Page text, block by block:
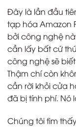
Đây là lần đầu
tạp hóa Amazon
bởi công nghệ
cần lấy bất cứ
công nghệ sẽ
Thậm chí còn
cần rời khỏi cửa
đã bị tính phí. Nó
Chúng tôi tìm